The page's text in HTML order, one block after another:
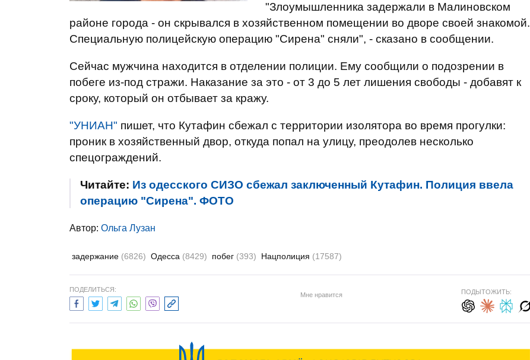
"Злоумышленника задержали в Малиновском
районе города - он скрывался в хозяйственном помещении во дворе своей знакомой.
Специальную полицейскую операцию "Сирена" сняли", - сказано в сообщении.
Сейчас мужчина находится в отделении полиции. Ему сообщили о подозрении в
побеге из-под стражи. Наказание за это - от 3 до 5 лет лишения свободы - добавят к
сроку, который он отбывает за кражу.
"УНИАН" пишет, что Кутафин сбежал с территории изолятора во время прогулки:
проник в хозяйственный двор, откуда попал на улицу, преодолев несколько
спецограждений.
Читайте: Из одесского СИЗО сбежал заключенный Кутафин. Полиция ввела
операцию "Сирена". ФОТО
Автор: Ольга Лузан
задержание (6826) Одесса (8429) побег (393) Нацполиция (17587)
ПОДЕЛИТЬСЯ:
Мне нравится ПОДЫТОЖИТЬ: